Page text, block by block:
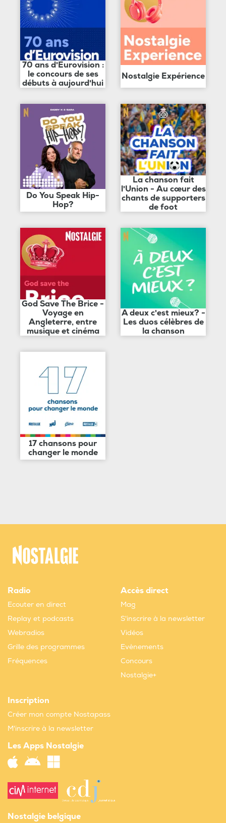
70 ans d'Eurovision :
le concours de ses
débuts à aujourd'hui
Nostalgie Expérience
Do You Speak Hip-
Hop?
La chanson fait
l'Union - Au cœur des
chants de supporters
de foot
God Save The Brice -
Voyage en
Angleterre, entre
musique et cinéma
A deux c'est mieux? -
Les duos célèbres de
la chanson
17 chansons pour
changer le monde
Radio
Ecouter en direct
Replay et podcasts
Webradios
Grille des programmes
Fréquences
Accès direct
Mag
S'inscrire à la newsletter
Vidéos
Evènements
Concours
Nostalgie+
Inscription
Créer mon compte Nostapass
M'inscrire à la newsletter
Les Apps Nostalgie
Nostalgie belgique